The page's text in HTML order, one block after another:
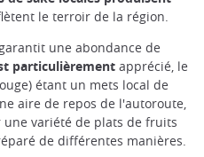
le terroir de la région.
une abondance de
particulièrement apprécié, le
étant un mets local de
aire de repos de l'autoroute,
variété de plats de fruits
de différentes manières.